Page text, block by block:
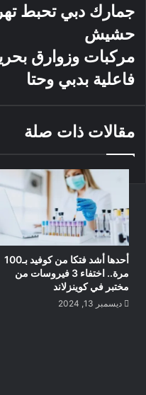
حشيش
فاعلية بدبي وحتا
مقالات ذات صلة
أحدها أشد فتكا من كوفيد بـ100
مرة.. اختفاء 3 فيروسات من
مختبر في كوينزلاند
ديسمبر 13, 2024